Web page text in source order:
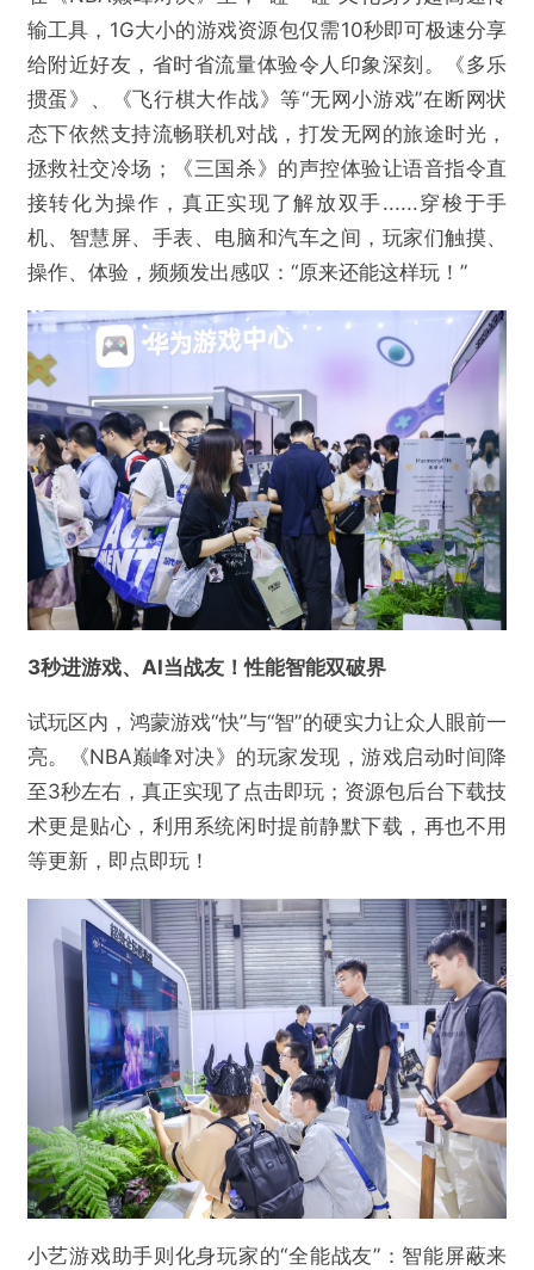
欺诈 色情 诱导行为
不实信息 违法犯罪 其他
提交
输工具，1G大小的游戏资源包仅需10秒即可极速分享
给附近好友，省时省流量体验令人印象深刻。《多乐
掼蛋》、《飞行棋大作战》等“无网小游戏”在断网状
态下依然支持流畅联机对战，打发无网的旅途时光，
拯救社交冷场；《三国杀》的声控体验让语音指令直
接转化为操作，真正实现了解放双手......穿梭于手
机、智慧屏、手表、电脑和汽车之间，玩家们触摸、
操作、体验，频频发出感叹：“原来还能这样玩！”
3秒进游戏、AI当战友！性能智能双破界
试玩区内，鸿蒙游戏“快”与“智”的硬实力让众人眼前一
亮。《NBA巅峰对决》的玩家发现，游戏启动时间降
至3秒左右，真正实现了点击即玩；资源包后台下载技
术更是贴心，利用系统闲时提前静默下载，再也不用
等更新，即点即玩！
小艺游戏助手则化身玩家的“全能战友”：智能屏蔽来